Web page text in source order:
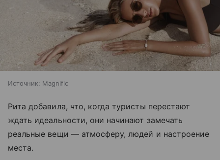
Источник: Magnific
Рита добавила, что, когда туристы перестают
ждать идеальности, они начинают замечать
реальные вещи — атмосферу, людей и настроение
места.